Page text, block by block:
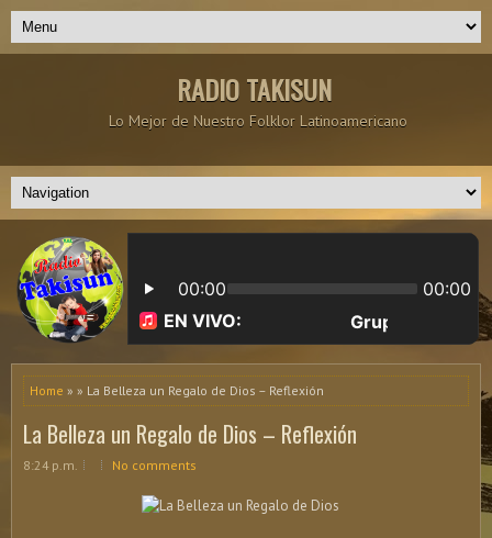
RADIO TAKISUN
Lo Mejor de Nuestro Folklor Latinoamericano
Home » » La Belleza un Regalo de Dios – Reflexión
La Belleza un Regalo de Dios – Reflexión
8:24 p.m. No comments